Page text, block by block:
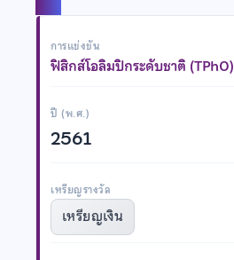
การแข่งขัน
ฟิสิกส์โอลิมปิกระดับชาติ (TPhO)
ปี (พ.ศ.)
2561
เหรียญรางวัล
เหรียญเงิน